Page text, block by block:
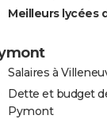
Meilleurs lycées
Salaires à
Dette et budget
Pymont